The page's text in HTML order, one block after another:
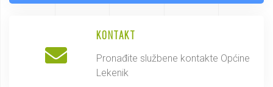
KONTAKT
Pronađite službene kontakte Općine
Lekenik